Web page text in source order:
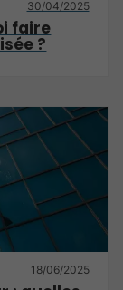
30/04/2025
faire
?
18/06/2025